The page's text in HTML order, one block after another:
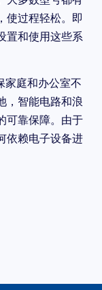
使过程轻松。即
置和使用这些系
庭和办公室不
，智能电路和浪
可靠保障。由于
依赖电子设备进